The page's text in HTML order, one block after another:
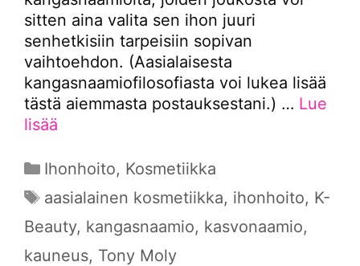
sitten aina valita sen ihon juuri
senhetkisiin tarpeisiin sopivan
vaihtoehdon. (Aasialaisesta
kangasnaamiofilosofiasta voi lukea lisää
tästä aiemmasta postauksestani.) … Lue
lisää
Kategoriat
Ihonhoito, Kosmetiikka
Avainsanat
aasialainen kosmetiikka, ihonhoito, K-
Beauty, kangasnaamio, kasvonaamio,
kauneus, Tony Moly